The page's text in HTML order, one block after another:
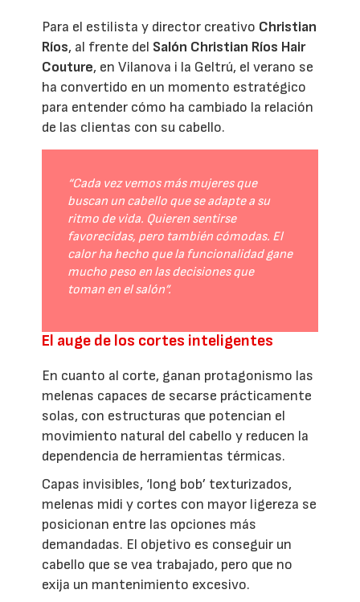
Para el estilista y director creativo Christian
Ríos, al frente del Salón Christian Ríos Hair
Couture, en Vilanova i la Geltrú, el verano se
ha convertido en un momento estratégico
para entender cómo ha cambiado la relación
de las clientas con su cabello.
“Cada vez vemos más mujeres que
buscan un cabello que se adapte a su
ritmo de vida. Quieren sentirse
favorecidas, pero también cómodas. El
calor ha hecho que la funcionalidad gane
mucho peso en las decisiones que
toman en el salón”.
El auge de los cortes inteligentes
En cuanto al corte, ganan protagonismo las
melenas capaces de secarse prácticamente
solas, con estructuras que potencian el
movimiento natural del cabello y reducen la
dependencia de herramientas térmicas.
Capas invisibles, ‘long bob’ texturizados,
melenas midi y cortes con mayor ligereza se
posicionan entre las opciones más
demandadas. El objetivo es conseguir un
cabello que se vea trabajado, pero que no
exija un mantenimiento excesivo.